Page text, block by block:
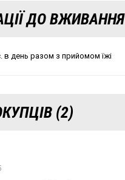
ДО ВЖИВАННЯ
в день разом з прийомом їжі
(2)